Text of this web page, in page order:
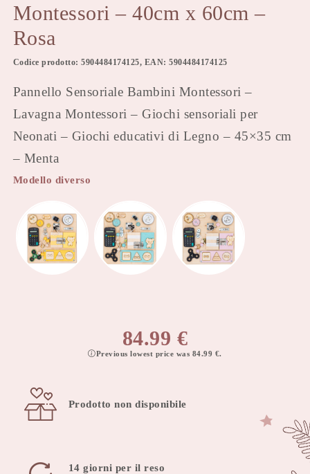
Montessori – 40cm x 60cm –
Rosa
Codice prodotto: 5904484174125, EAN: 5904484174125
Pannello Sensoriale Bambini Montessori –
Lavagna Montessori – Giochi sensoriali per
Neonati – Giochi educativi di Legno – 45×35 cm
– Menta
Modello diverso
84.99 €
Previous lowest price was 84.99 €.
Prodotto non disponibile
14 giorni per il reso